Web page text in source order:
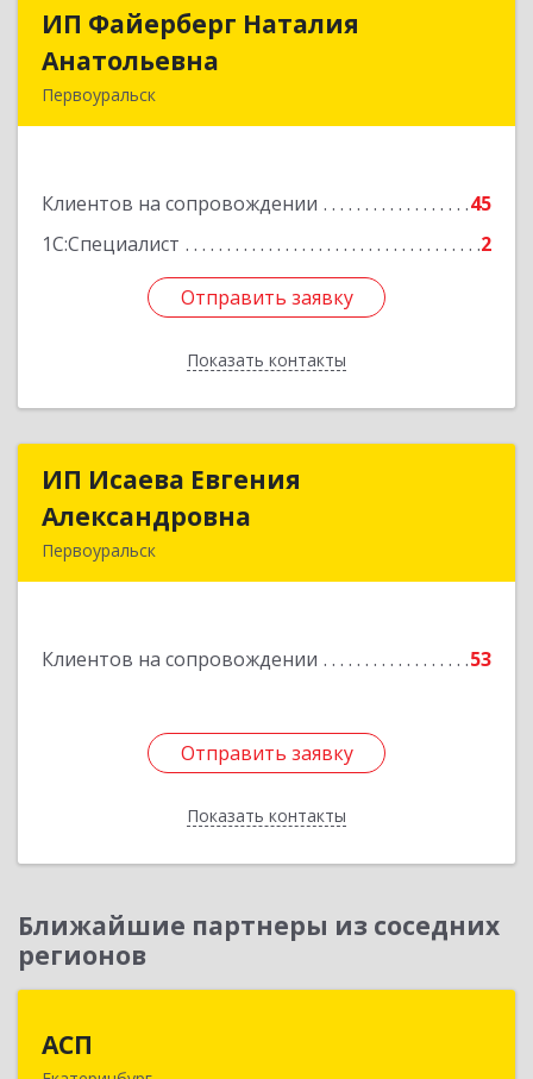
ИП Файерберг Наталия
Анатольевна
Первоуральск
Клиентов на сопровождении
45
1С:Специалист
2
Отправить заявку
Показать контакты
ИП Файерберг Наталия
Подробнее
Отправить заявку
Назад
ИП Исаева Евгения
Александровна
Первоуральск
Клиентов на сопровождении 53
Отправить заявку
Показать контакты
ИП Исаева Евгения
Отправить заявку
Назад
Ближайшие партнеры из соседних
регионов
АСП